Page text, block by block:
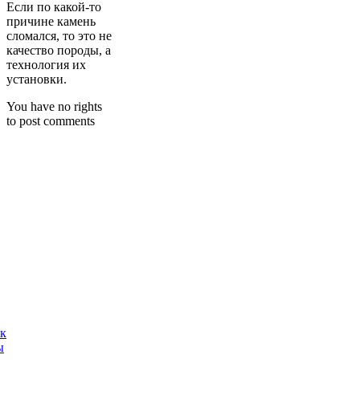
Если по какой-то
причине камень
сломался, то это не
качество породы, а
технология их
установки.
You have no rights
to post comments